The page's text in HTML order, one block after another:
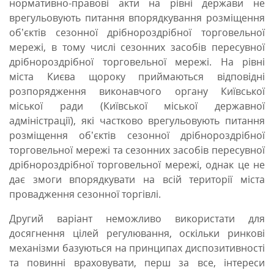
нормативно-правові акти на рівні держави не
врегульовують питання впорядкування розміщення
об’єктів сезонної дрібнороздрібної торговельної
мережі, в тому числі сезонних засобів пересувної
дрібнороздрібної торговельної мережі. На рівні
міста Києва щороку приймаються відповідні
розпорядження виконавчого органу Київської
міської ради (Київської міської державної
адміністрації), які частково врегульовують питання
розміщення об’єктів сезонної дрібнороздрібної
торговельної мережі та сезонних засобів пересувної
дрібнороздрібної торговельної мережі, однак це не
дає змоги впорядкувати на всій території міста
провадження сезонної торгівлі.
Другий варіант неможливо використати для
досягнення цілей регулювання, оскільки ринкові
механізми базуються на принципах диспозитивності
та повинні враховувати, перш за все, інтереси